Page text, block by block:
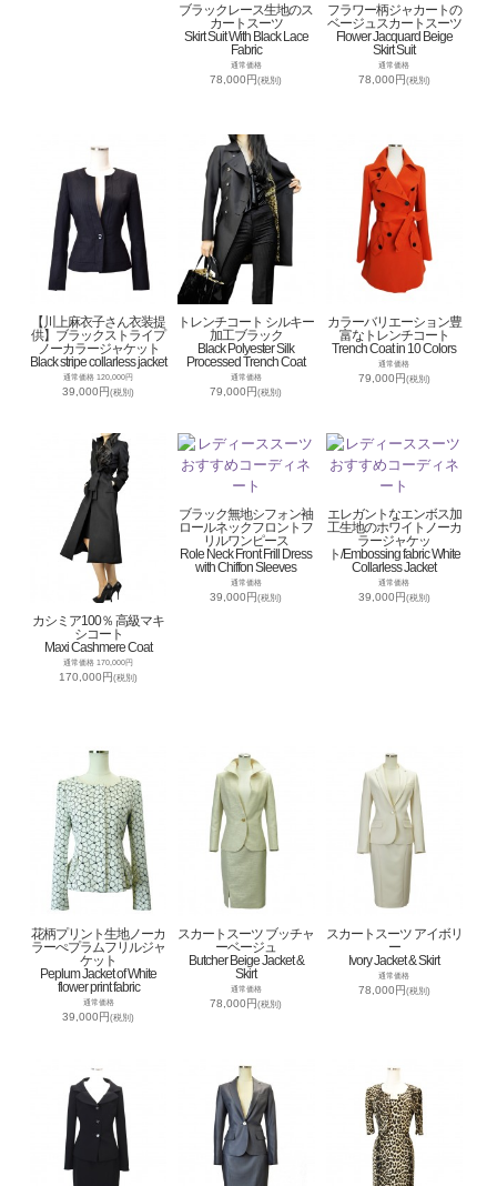
ブラックレース生地のス
カートスーツ
Skirt Suit With Black Lace
Fabric
通常価格
78,000円(税別)
フラワー柄ジャカートの
ベージュスカートスーツ
Flower Jacquard Beige
Skirt Suit
通常価格
78,000円(税別)
【川上麻衣子さん衣装提
供】ブラックストライプ
ノーカラージャケット
Black stripe collarless jacket
通常価格 120,000円
39,000円(税別)
トレンチコート シルキー
加工ブラック
Black Polyester Silk
Processed Trench Coat
通常価格
79,000円(税別)
カラーバリエーション豊
富なトレンチコート
Trench Coat in 10 Colors
通常価格
79,000円(税別)
カシミア100％ 高級マキ
シコート
Maxi Cashmere Coat
通常価格 170,000円
170,000円(税別)
ブラック無地シフォン袖
ロールネックフロントフ
リルワンピース
Role Neck Front Frill Dress
with Chiffon Sleeves
通常価格
39,000円(税別)
エレガントなエンボス加
工生地のホワイトノーカ
ラージャケッ
ト/Embossing fabric White
Collarless Jacket
通常価格
39,000円(税別)
花柄プリント生地ノーカ
ラーぺプラムフリルジャ
ケット
Peplum Jacket of White
flower print fabric
通常価格
39,000円(税別)
スカートスーツ ブッチャ
ーベージュ
Butcher Beige Jacket &
Skirt
通常価格
78,000円(税別)
スカートスーツ アイボリ
ー
Ivory Jacket & Skirt
通常価格
78,000円 (税別)